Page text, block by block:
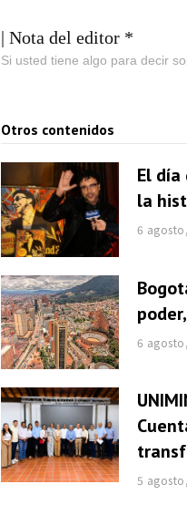
| Nota del editor *
Si usted tiene algo para decir
Otros contenidos
El día
la
6
6
5